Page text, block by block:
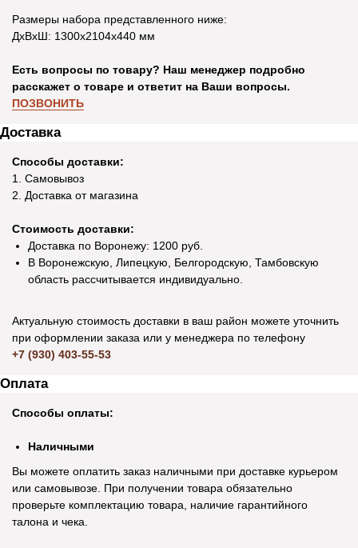
Размеры набора представленного ниже:
ДхВхШ: 1300х2104х440 мм
Есть вопросы по товару? Наш менеджер подробно
расскажет о товаре и ответит на Ваши вопросы.
ПОЗВОНИТЬ
Доставка
Способы доставки:
1. Самовывоз
2. Доставка от магазина
Стоимость доставки:
Доставка по Воронежу: 1200 руб.
В Воронежскую, Липецкую, Белгородскую, Тамбовскую
область рассчитывается индивидуально.
Актуальную стоимость доставки в ваш район можете уточнить
при оформлении заказа или у менеджера по телефону
+7 (930) 403-55-53
Оплата
Способы оплаты:
Наличными
Вы можете оплатить заказ наличными при доставке курьером
или самовывозе. При получении товара обязательно
проверьте комплектацию товара, наличие гарантийного
талона и чека.